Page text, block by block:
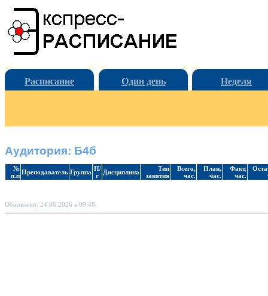
Расписание Один день Неделя
Аудитория: Б4б
№
п.п Преподаватель Группа П/
г
Дисциплина
Тип
занятия
Всего,
час.
План,
час.
Факт,
час.
Обновлено: 24.06.2026 в 09:48.